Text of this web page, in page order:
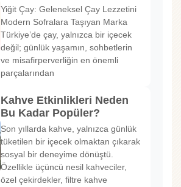
Yiğit Çay: Geleneksel Çay Lezzetini
Modern Sofralara Taşıyan Marka
Türkiye’de çay, yalnızca bir içecek
değil; günlük yaşamın, sohbetlerin
ve misafirperverliğin en önemli
parçalarından
Kahve Etkinlikleri Neden
Bu Kadar Popüler?
Son yıllarda kahve, yalnızca günlük
tüketilen bir içecek olmaktan çıkarak
sosyal bir deneyime dönüştü.
Özellikle üçüncü nesil kahveciler,
özel çekirdekler, filtre kahve